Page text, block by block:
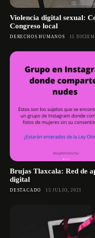
Violencia digital sexual:
Congreso local
DERECHOS HUMANOS 15
Brujas Tlaxcala: Red de
digital
DESTACADO 15 JULIO, 2021